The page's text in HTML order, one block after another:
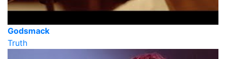
Godsmack
Truth